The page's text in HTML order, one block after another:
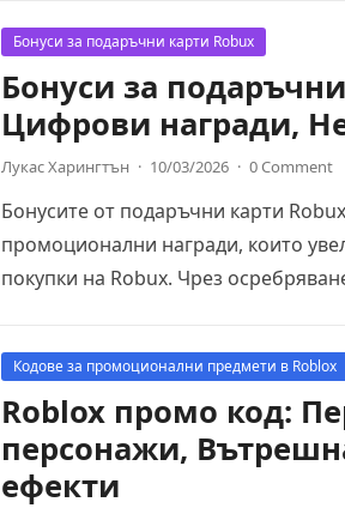
Бонуси за подаръчни карти Robux
Бонуси за
Цифрови награди,
Лукас Харингтън · 10/03/2026 · 0 Comment
Бонусите от подаръчни карти
промоционални награди, които
покупки на Robux. Чрез
Кодове за промоционални предмети в Roblox
Roblox промо код:
персонажи,
ефекти